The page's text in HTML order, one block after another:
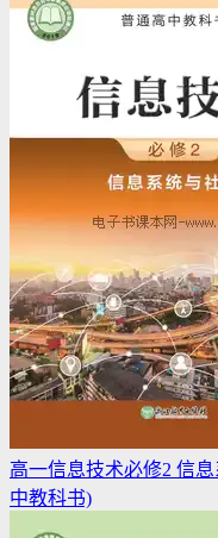
高一信息技术必修2 信
中教科书)